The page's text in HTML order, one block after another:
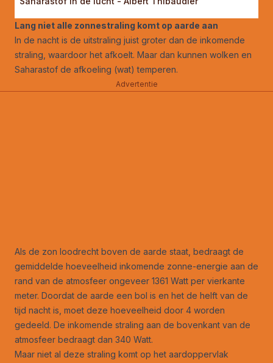
Lang niet alle zonnestraling komt op aarde aan
In de nacht is de uitstraling juist groter dan de inkomende
straling, waardoor het afkoelt. Maar dan kunnen wolken en
Saharastof de afkoeling (wat) temperen.
Advertentie
Als de zon loodrecht boven de aarde staat, bedraagt de
gemiddelde hoeveelheid inkomende zonne-energie aan de
rand van de atmosfeer ongeveer 1361 Watt per vierkante
meter. Doordat de aarde een bol is en het de helft van de
tijd nacht is, moet deze hoeveelheid door 4 worden
gedeeld. De inkomende straling aan de bovenkant van de
atmosfeer bedraagt dan 340 Watt.
Maar niet al deze straling komt op het aardoppervlak